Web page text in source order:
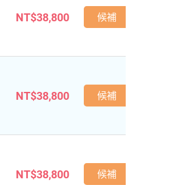
NT$38,800 候補
NT$38,800 候補
NT$38,800 候補